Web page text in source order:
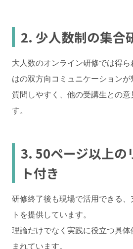
2. 少人数制の集合
大人数のオンライン研修では得
はの双方向コミュニケーションが
質問しやすく、他の受講生との
す。
3. 50ページ以上の
ト付き
研修終了後も現場で活用できる
トを提供しています。
理論だけでなく実践に役立つ具
まれています。